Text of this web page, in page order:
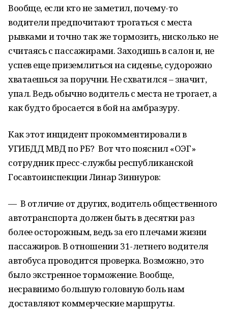
Вообще, если кто не заметил, почему-то
водители предпочитают трогаться с места
рывками и точно так же тормозить, нисколько не
считаясь с пассажирами. Заходишь в салон и, не
успев еще приземлиться на сиденье, судорожно
хватаешься за поручни. Не схватился – значит,
упал. Ведь обычно водитель с места не трогает, а
как будто бросается в бой на амбразуру.
Как этот инцидент прокомментировали в
УГИБДД МВД по РБ? Вот что пояснил «ОЭГ»
сотрудник пресс-службы республиканской
Госавтоинспекции Линар Зиннуров:
— В отличие от других, водитель общественного
автотранспорта должен быть в десятки раз
более осторожным, ведь за его плечами жизни
пассажиров. В отношении 31-летнего водителя
автобуса проводится проверка. Возможно, это
было экстренное торможение. Вообще,
несравнимо большую головную боль нам
доставляют коммерческие маршруты.